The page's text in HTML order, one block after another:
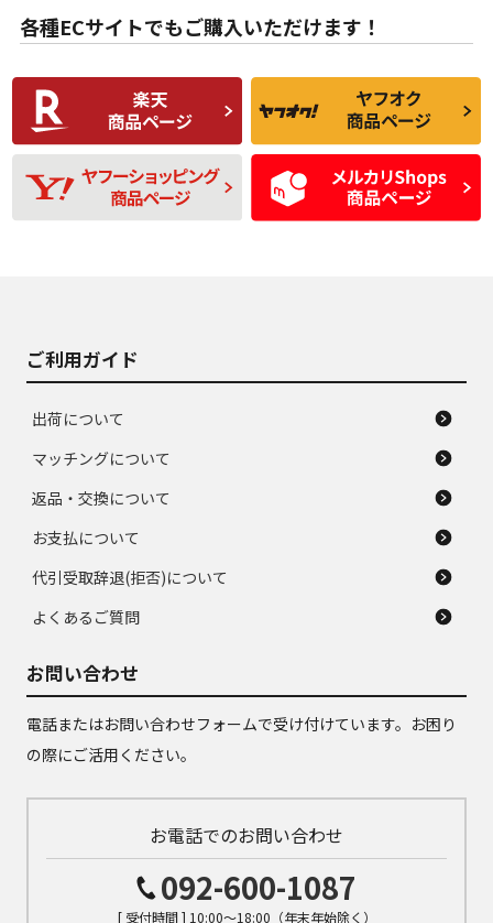
な中古品
んどない中古品
C
比較的きれいな中古
品
C
られるが、使用に問
題のない中古品
D
使用感や目立つ傷が
あり、一般的な中古
品
D
残り溝も少なく、偏
磨耗がみられ、短期
間使用できるくらい
の中古品
各種ECサイトでもご購入いただけます！
ご利用ガイド
出荷について
マッチングについて
返品・交換について
お支払について
代引受取辞退(拒否)について
よくあるご質問
お問い合わせ
電話またはお問い合わせフォームで受け付けています。お困り
の際にご活用ください。
お電話でのお問い合わせ
092-600-1087
[ 受付時間 ] 10:00～18:00（年末年始除く）